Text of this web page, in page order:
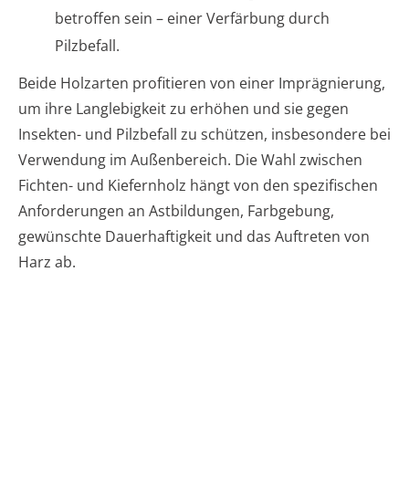
betroffen sein – einer Verfärbung durch
Pilzbefall.
Beide Holzarten profitieren von einer Imprägnierung,
um ihre Langlebigkeit zu erhöhen und sie gegen
Insekten- und Pilzbefall zu schützen, insbesondere bei
Verwendung im Außenbereich. Die Wahl zwischen
Fichten- und Kiefernholz hängt von den spezifischen
Anforderungen an Astbildungen, Farbgebung,
gewünschte Dauerhaftigkeit und das Auftreten von
Harz ab.